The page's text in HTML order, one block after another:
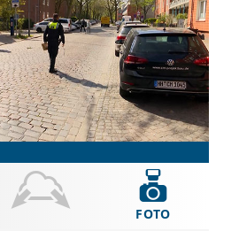
FOTO